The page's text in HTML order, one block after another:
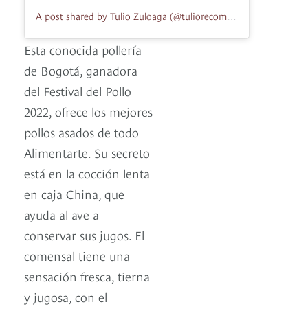
Esta conocida pollería
de Bogotá, ganadora
del Festival del Pollo
2022, ofrece los mejores
pollos asados de todo
Alimentarte. Su secreto
está en la cocción lenta
en caja China, que
ayuda al ave a
conservar sus jugos. El
comensal tiene una
sensación fresca, tierna
y jugosa, con el